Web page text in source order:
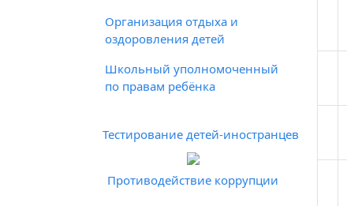
Организация отдыха и
оздоровления детей
Школьный уполномоченный
по правам ребёнка
Тестирование детей-иностранцев
Противодействие коррупции